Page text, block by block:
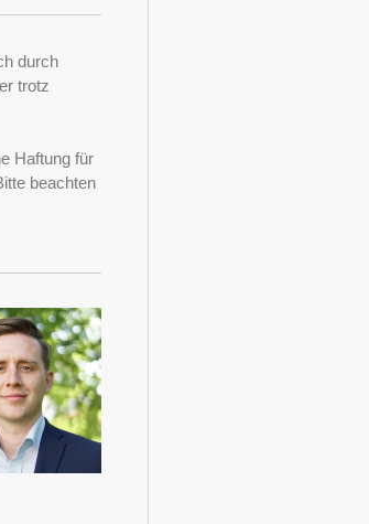
durch
trotz
Haftung für
beachten